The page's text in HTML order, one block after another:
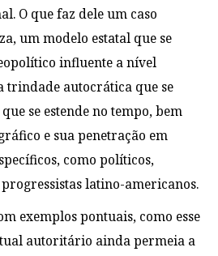
O que faz dele um caso
um modelo estatal que se
influente a nível
trindade autocrática que se
se estende no tempo, bem
e sua penetração em
como políticos,
latino-americanos.
exemplos pontuais, como esse
autoritário ainda permeia a